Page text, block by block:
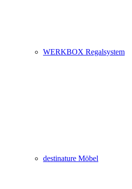
WERKBOX Regalsystem
destinature Möbel